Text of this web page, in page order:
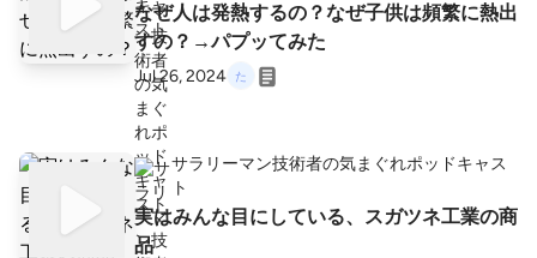
なぜ人は発熱するの？なぜ子供は頻繁に熱出
すの？→パプッてみた
Jul 26, 2024
サラリーマン技術者の気まぐれポッドキャス
ト
実はみんな目にしている、スガツネ工業の商
品